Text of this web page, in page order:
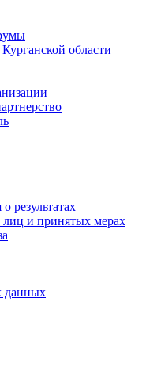
области
результатах
лиц и принятых мерах
данных